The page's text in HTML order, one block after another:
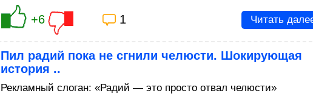
+6 1 Читать
Пил радий пока не сгнили челюсти. Шокирующая
история ..
Рекламный слоган: «Радий — это просто отвал челюсти»